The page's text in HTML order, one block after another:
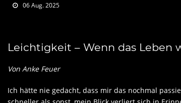
06 Aug. 2025
Leichtigkeit – Wenn das Leben
Von Anke Feuer
Ich hätte nie gedacht, dass mir das nochmal